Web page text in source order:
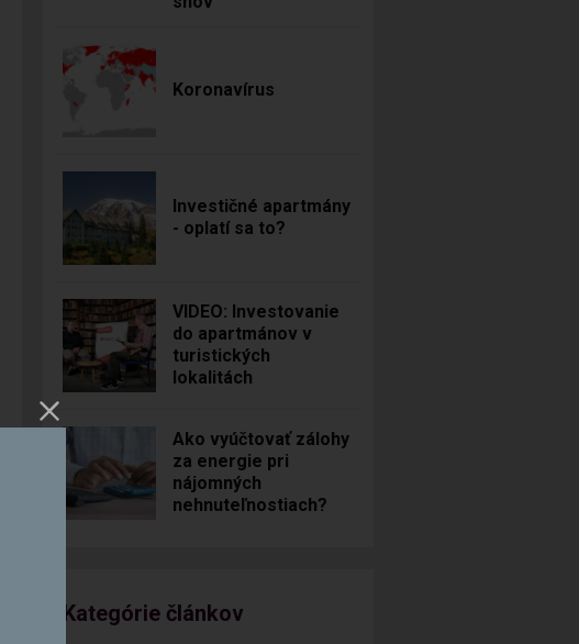
Koronavírus
Investičné apartmány
- oplatí sa to?
VIDEO: Investovanie
do apartmánov v
turistických
lokalitách
Ako vyúčtovať zálohy
za energie pri
nájomných
nehnuteľnostiach?
Kategórie článkov